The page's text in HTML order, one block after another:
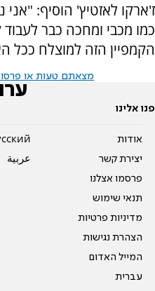
ז'ארקו לאזטיץ' הוסיף:
כמו מכבי ומחכה כבר
הקמפיין הזה למוצלח ככל
מצאתם טעות או
פנו אלינו
אודות
יצירת קשר
פרסמו אצלנו
תנאי שימוש
מדיניות פרטיות
הצהרת נגישות
המייל האדום
עברית
عربية